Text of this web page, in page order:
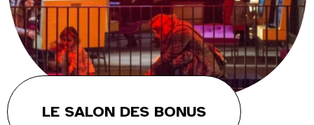
LE SALON DES BONUS